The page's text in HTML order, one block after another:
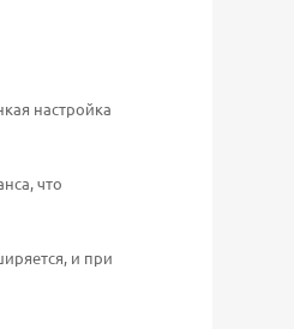
настройка
что
и при